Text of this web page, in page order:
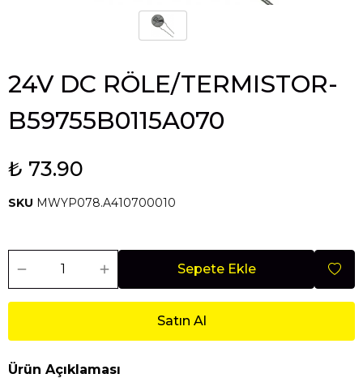
24V DC RÖLE/TERMISTOR-
B59755B0115A070
₺ 73.90
SKU MWYP078.A410700010
Sepete Ekle
Satın Al
Ürün Açıklaması